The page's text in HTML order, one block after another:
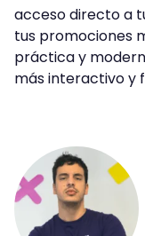
acceso directo a
tus promociones
práctica y
más interactivo y